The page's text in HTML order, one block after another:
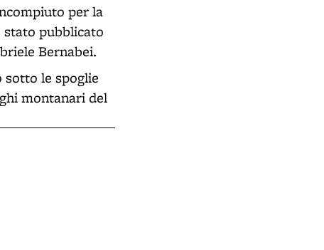
per la
pubblicato
Bernabei.
sotto le spoglie
montanari del